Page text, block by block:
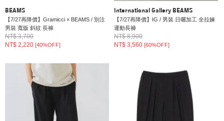
BEAMS
【7/27再降價】Gramicci × BEAMS / 別注
男裝 寬版 斜紋 長褲
NT$ 3,700
NT$ 2,220 [40%OFF]
International Gallery BEAMS
【7/27再降價】IG / 男裝 日曬加工 全拉鍊
運動長褲
NT$ 8,900
NT$ 3,560[60%OFF]